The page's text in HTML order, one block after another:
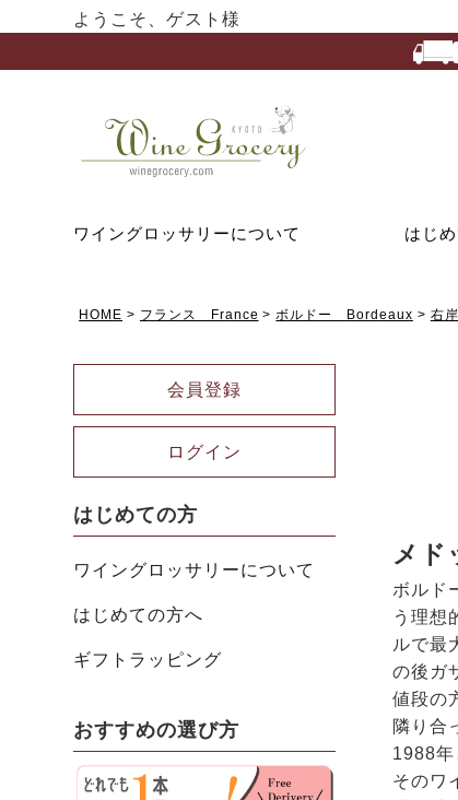
ようこそ、ゲスト様
ワイングロッサリーについて はじ
HOME フランス France ボルドー Bordeaux 右岸
会員登録
ログイン
はじめての方
ワイングロッサリーについて
はじめての方へ
ギフトラッピング
おすすめの選び方
メド
ボルド
う理想
ルで最
の後ガ
値段の
隣り合
1988年
そのワ